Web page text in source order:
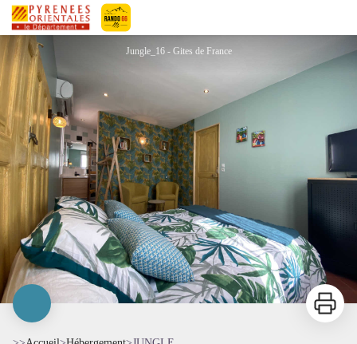
JUNGLE
Jungle_16 - Gites de France
Imprimer